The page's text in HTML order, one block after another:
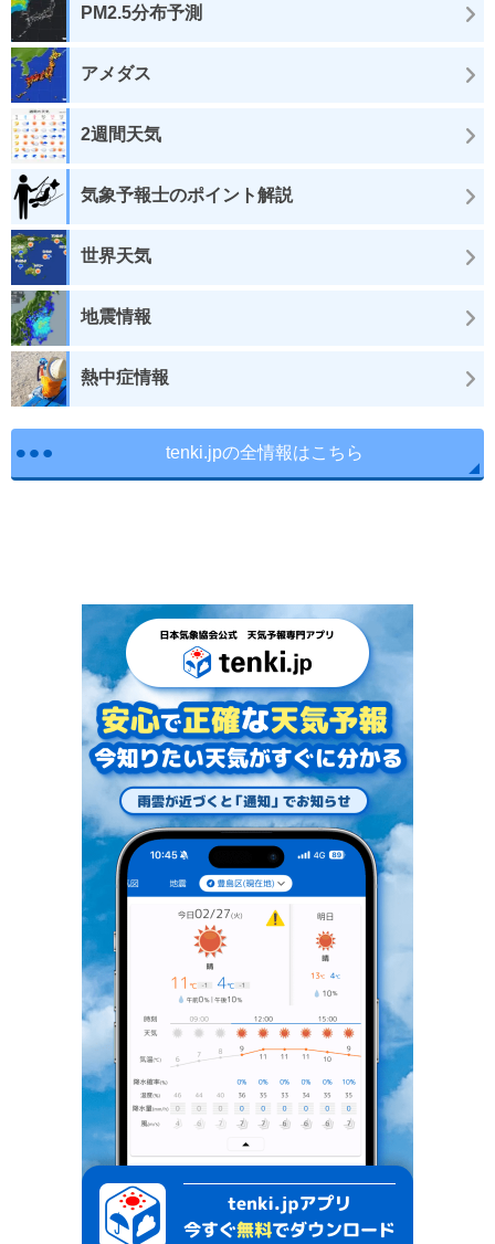
PM2.5分布予測
アメダス
2週間天気
気象予報士のポイント解説
世界天気
地震情報
熱中症情報
tenki.jpの全情報はこちら